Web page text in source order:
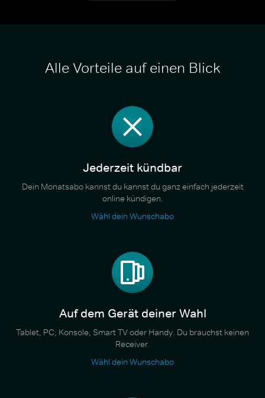
Alle Vorteile auf einen Blick
Jederzeit kündbar
Dein Monatsabo kannst du kannst du ganz einfach jederzeit
online kündigen.
Wähl dein Wunschabo
Auf dem Gerät deiner Wahl
Tablet, PC, Konsole, Smart TV oder Handy. Du brauchst keinen
Receiver.
Wähl dein Wunschabo